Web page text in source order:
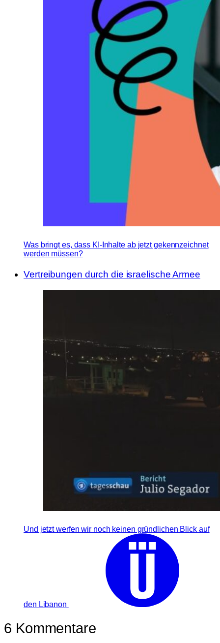
Was bringt es, dass KI-Inhalte ab jetzt gekennzeichnet
werden müssen?
Vertreibungen durch die israelische Armee
Und jetzt werfen wir noch keinen gründlichen Blick auf
den Libanon
6 Kommentare